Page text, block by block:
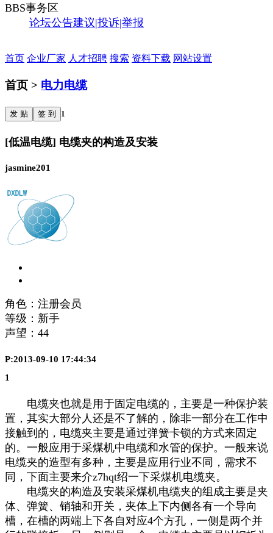
BBS事务区
论坛公告建议|投诉|举报
首页 企业厂家 人才招聘 搜索 资料下载 网站设置
首页 > 电力电缆
发 贴 签 到 1
[低温电缆] 电缆夹的构造及安装
jasmine201
角色：注册会员
等级：新手
声望： 44
P:2013-09-10 17:44:34
1
电缆夹也就是用于固定电缆的，主要是一种保护装
置，其实大部分人还是不了解的，除非一部分在工作中
接触到的，电缆夹主要是通过弹簧卡锁的方式来固定
的。一般应用于采煤机中电缆和水管的保护。一般来说
电缆夹的造型有多种，主要是应用行业不同，需求不
同，下面主要来介z7hqt绍一下采煤机电缆夹。
电缆夹的构造及安装采煤机电缆夹的组成主要是夹
体、弹簧、销轴和开关，夹体上下内侧各有一个导向
槽，在槽的两端上下各自对应4个方孔，一侧是两个并